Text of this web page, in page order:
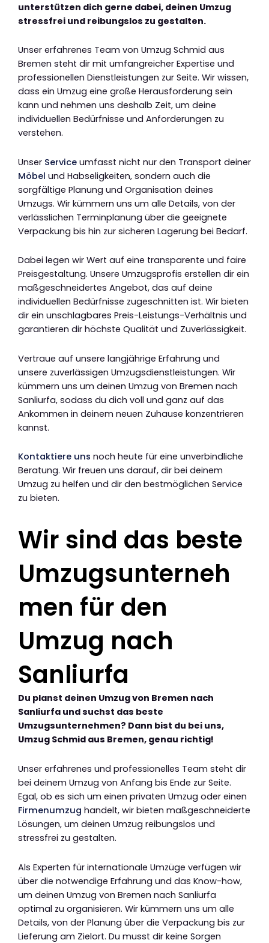
unterstützen dich gerne dabei, deinen Umzug
stressfrei und reibungslos zu gestalten.
Unser erfahrenes Team von Umzug Schmid aus
Bremen steht dir mit umfangreicher Expertise und
professionellen Dienstleistungen zur Seite. Wir wissen,
dass ein Umzug eine große Herausforderung sein
kann und nehmen uns deshalb Zeit, um deine
individuellen Bedürfnisse und Anforderungen zu
verstehen.
Unser Service umfasst nicht nur den Transport deiner
Möbel und Habseligkeiten, sondern auch die
sorgfältige Planung und Organisation deines
Umzugs. Wir kümmern uns um alle Details, von der
verlässlichen Terminplanung über die geeignete
Verpackung bis hin zur sicheren Lagerung bei Bedarf.
Dabei legen wir Wert auf eine transparente und faire
Preisgestaltung. Unsere Umzugsprofis erstellen dir ein
maßgeschneidertes Angebot, das auf deine
individuellen Bedürfnisse zugeschnitten ist. Wir bieten
dir ein unschlagbares Preis-Leistungs-Verhältnis und
garantieren dir höchste Qualität und Zuverlässigkeit.
Vertraue auf unsere langjährige Erfahrung und
unsere zuverlässigen Umzugsdienstleistungen. Wir
kümmern uns um deinen Umzug von Bremen nach
Sanliurfa, sodass du dich voll und ganz auf das
Ankommen in deinem neuen Zuhause konzentrieren
kannst.
Kontaktiere uns noch heute für eine unverbindliche
Beratung. Wir freuen uns darauf, dir bei deinem
Umzug zu helfen und dir den bestmöglichen Service
zu bieten.
Wir sind das beste
Umzugsunterneh
men für den
Umzug nach
Sanliurfa
Du planst deinen Umzug von Bremen nach
Sanliurfa und suchst das beste
Umzugsunternehmen? Dann bist du bei uns,
Umzug Schmid aus Bremen, genau richtig!
Unser erfahrenes und professionelles Team steht dir
bei deinem Umzug von Anfang bis Ende zur Seite.
Egal, ob es sich um einen privaten Umzug oder einen
Firmenumzug handelt, wir bieten maßgeschneiderte
Lösungen, um deinen Umzug reibungslos und
stressfrei zu gestalten.
Als Experten für internationale Umzüge verfügen wir
über die notwendige Erfahrung und das Know-how,
um deinen Umzug von Bremen nach Sanliurfa
optimal zu organisieren. Wir kümmern uns um alle
Details, von der Planung über die Verpackung bis zur
Lieferung am Zielort. Du musst dir keine Sorgen